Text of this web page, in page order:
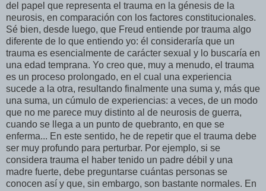
del papel que representa el trauma en la génesis de la
neurosis, en comparación con los factores constitucionales.
Sé bien, desde luego, que Freud entiende por trauma algo
diferente de lo que entiendo yo: él consideraría que un
trauma es esencialmente de carácter sexual y lo buscaría en
una edad temprana. Yo creo que, muy a menudo, el trauma
es un proceso prolongado, en el cual una experiencia
sucede a la otra, resultando finalmente una suma y, más que
una suma, un cúmulo de experiencias: a veces, de un modo
que no me parece muy distinto al de neurosis de guerra,
cuando se llega a un punto de quebranto, en que se
enferma... En este sentido, he de repetir que el trauma debe
ser muy profundo para perturbar. Por ejemplo, si se
considera trauma el haber tenido un padre débil y una
madre fuerte, debe preguntarse cuántas personas se
conocen así y que, sin embargo, son bastante normales. En